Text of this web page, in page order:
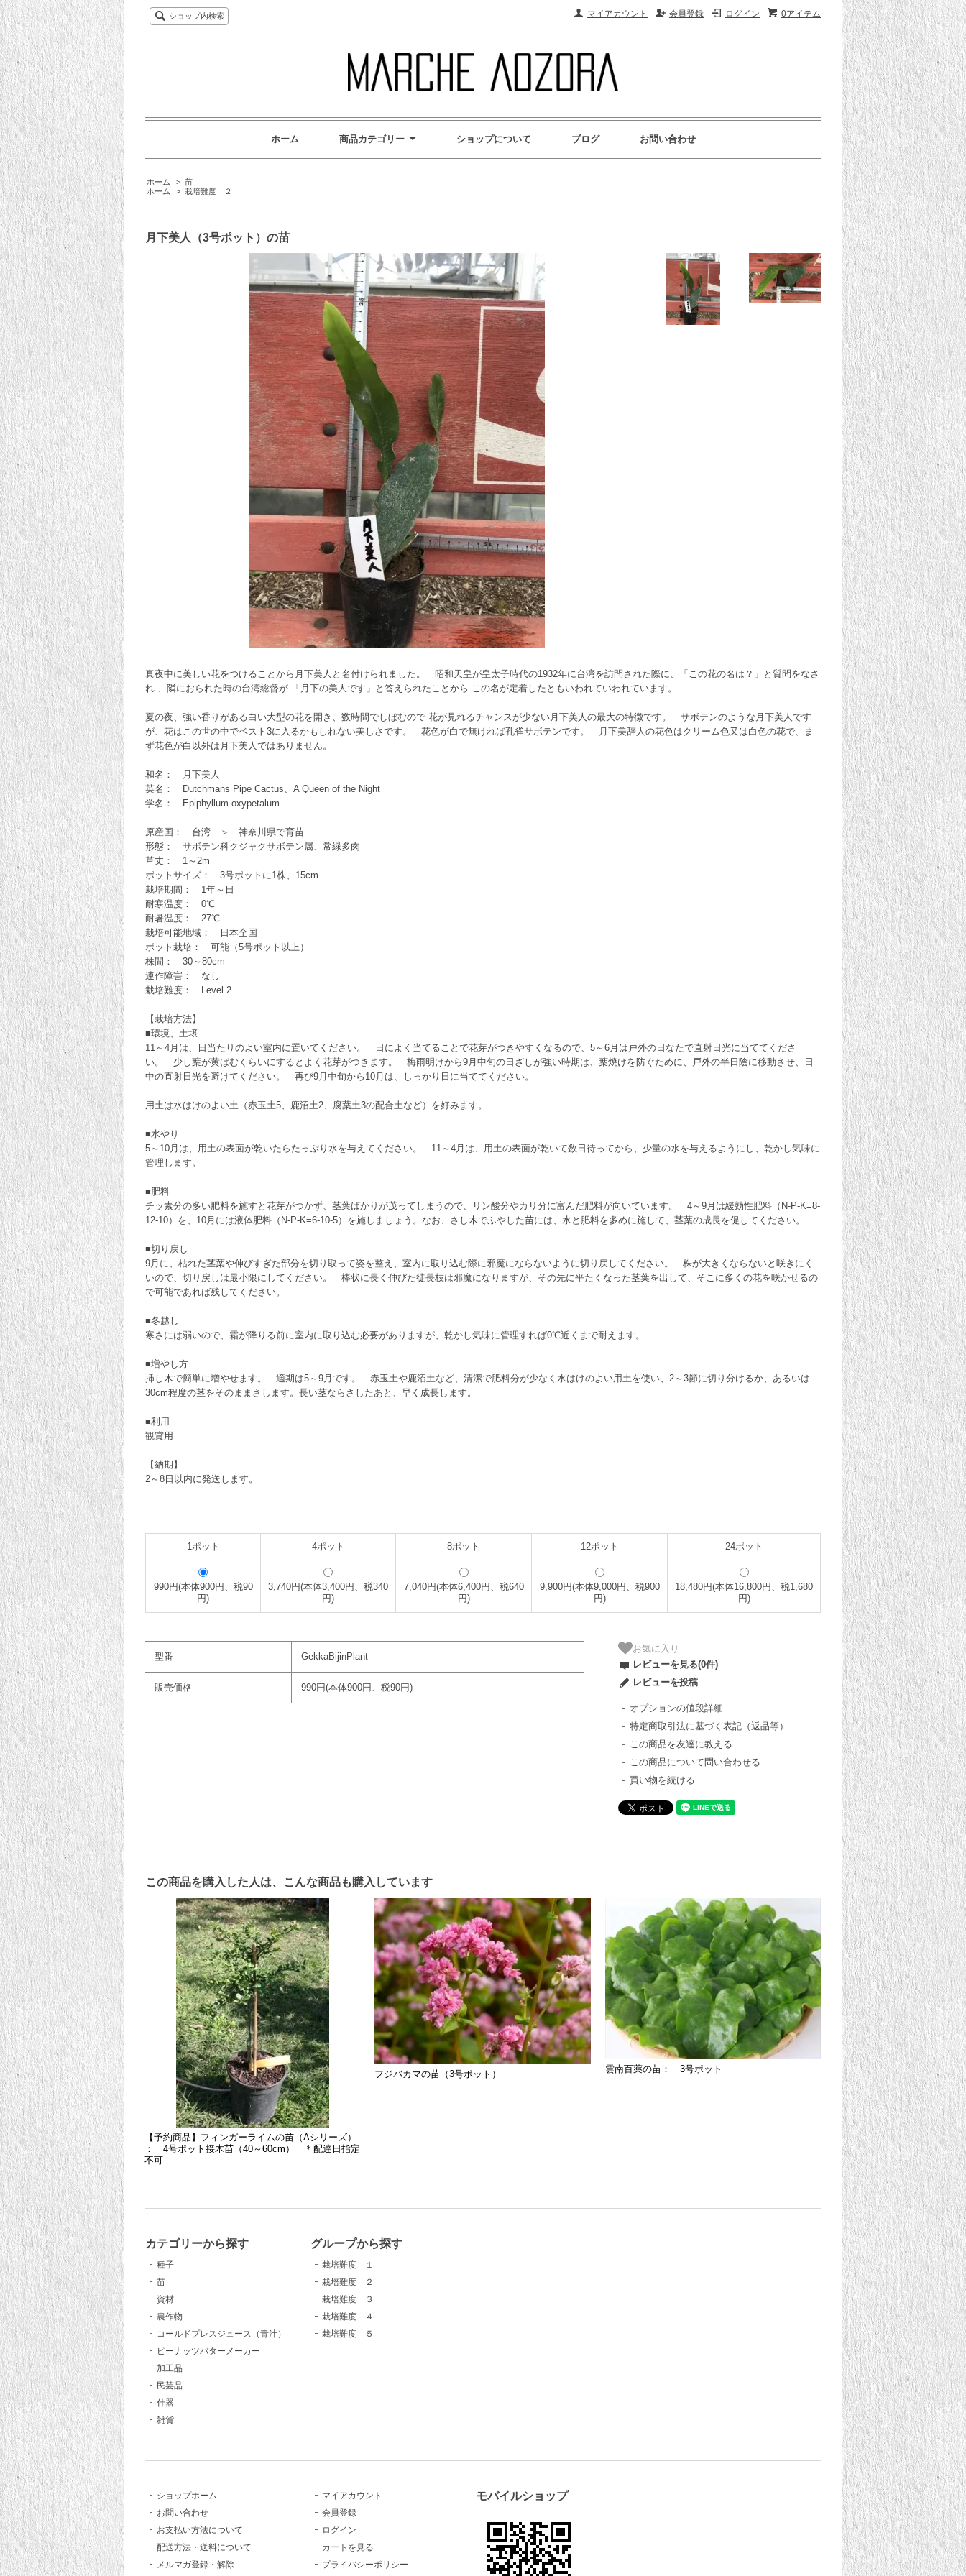
0アイテム
ログイン
会員登録
マイアカウント
ショップ内検索
ホーム 商品カテゴリー ショップについて ブログ お問い合わせ
ホーム > 苗
ホーム
> 栽培難度 ２
月下美人（3号ポット）の苗
真夜中に美しい花をつけることから月下美人と名付けられました。 昭和天皇が皇太子時代の1932年に台湾を訪問された際に、「この花の名は？」と質問をなさ
れ 、隣におられた時の台湾総督が 「月下の美人です」と答えられたことから この名が定着したともいわれていわれています。
夏の夜、強い香りがある白い大型の花を開き、数時間でしぼむので 花が見れるチャンスが少ない月下美人の最大の特徴です。 サボテンのような月下美人です
が、花はこの世の中でベスト3に入るかもしれない美しさです。 花色が白で無ければ孔雀サボテンです。 月下美辞人の花色はクリーム色又は白色の花で、ま
ず花色が白以外は月下美人ではありません。
和名： 月下美人
英名： Dutchmans Pipe Cactus、A Queen of the Night
学名： Epiphyllum oxypetalum
原産国： 台湾 ＞ 神奈川県で育苗
形態： サボテン科クジャクサボテン属、常緑多肉
草丈： 1～2m
ポットサイズ： 3号ポットに1株、15cm
栽培期間： 1年～日
耐寒温度： 0℃
耐暑温度： 27℃
栽培可能地域： 日本全国
ポット栽培： 可能（5号ポット以上）
株間： 30～80cm
連作障害： なし
栽培難度： Level 2
【栽培方法】
■環境、土壌
11～4月は、日当たりのよい室内に置いてください。 日によく当てることで花芽がつきやすくなるので、5～6月は戸外の日なたで直射日光に当ててくださ
い。 少し葉が黄ばむくらいにするとよく花芽がつきます。 梅雨明けから9月中旬の日ざしが強い時期は、葉焼けを防ぐために、戸外の半日陰に移動させ、日
中の直射日光を避けてください。 再び9月中旬から10月は、しっかり日に当ててください。
用土は水はけのよい土（赤玉土5、鹿沼土2、腐葉土3の配合土など）を好みます。
■水やり
5～10月は、用土の表面が乾いたらたっぷり水を与えてください。 11～4月は、用土の表面が乾いて数日待ってから、少量の水を与えるようにし、乾かし気味に
管理します。
■肥料
チッ素分の多い肥料を施すと花芽がつかず、茎葉ばかりが茂ってしまうので、リン酸分やカリ分に富んだ肥料が向いています。 4～9月は緩効性肥料（N-P-K=8-
12-10）を、10月には液体肥料（N-P-K=6-10-5）を施しましょう。なお、さし木でふやした苗には、水と肥料を多めに施して、茎葉の成長を促してください。
■切り戻し
9月に、枯れた茎葉や伸びすぎた部分を切り取って姿を整え、室内に取り込む際に邪魔にならないように切り戻してください。 株が大きくならないと咲きにく
いので、切り戻しは最小限にしてください。 棒状に長く伸びた徒長枝は邪魔になりますが、その先に平たくなった茎葉を出して、そこに多くの花を咲かせるの
で可能であれば残してください。
■冬越し
寒さには弱いので、霜が降りる前に室内に取り込む必要がありますが、乾かし気味に管理すれば0℃近くまで耐えます。
■増やし方
挿し木で簡単に増やせます。 適期は5～9月です。 赤玉土や鹿沼土など、清潔で肥料分が少なく水はけのよい用土を使い、2～3節に切り分けるか、あるいは
30cm程度の茎をそのままさします。長い茎ならさしたあと、早く成長します。
■利用
観賞用
【納期】
2～8日以内に発送します。
1ポット 4ポット 8ポット 12ポット 24ポット
990円(本体900円、税90
円)
3,740円(本体3,400円、税340
円)
7,040円(本体6,400円、税640
円)
9,900円(本体9,000円、税900
円)
18,480円(本体16,800円、税1,680
円)
型番 GekkaBijinPlant
販売価格 990円(本体900円、税90円)
お気に入り
レビューを見る(0件)
レビューを投稿
オプションの値段詳細
特定商取引法に基づく表記（返品等）
この商品を友達に教える
この商品について問い合わせる
買い物を続ける
この商品を購入した人は、こんな商品も購入しています
【予約商品】フィンガーライムの苗（Aシリーズ）
： 4号ポット接木苗（40～60cm） ＊配達日指定
不可
フジバカマの苗（3号ポット） 雲南百薬の苗： 3号ポット
カテゴリーから探す
種子
苗
資材
農作物
コールドプレスジュース（青汁）
ピーナッツバターメーカー
加工品
民芸品
什器
雑貨
グループから探す
栽培難度 １
栽培難度 ２
栽培難度 ３
栽培難度 ４
栽培難度 ５
ショップホーム
お問い合わせ
お支払い方法について
配送方法・送料について
メルマガ登録・解除
マイアカウント
会員登録
ログイン
カートを見る
プライバシーポリシー
モバイルショップ